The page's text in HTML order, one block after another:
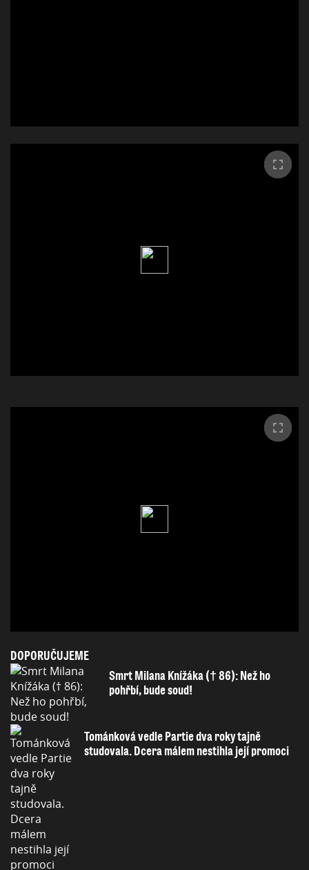
DOPORUČUJEME
Smrt Milana Knížáka († 86): Než ho
pohřbí, bude soud!
Tománková vedle Partie dva roky tajně
studovala. Dcera málem nestihla její promoci